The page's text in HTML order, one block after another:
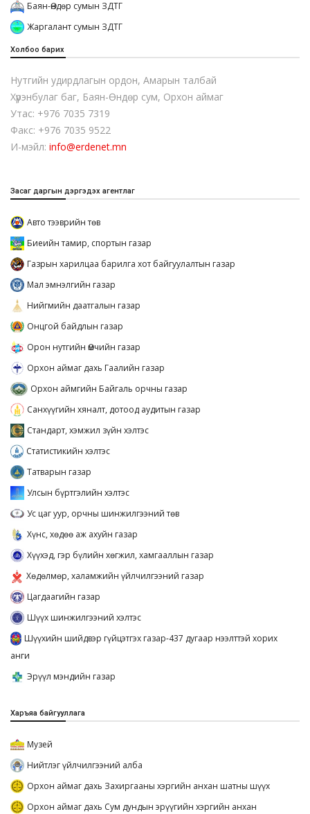
Баян-Өндөр сумын ЗДТГ
Жаргалант сумын ЗДТГ
Холбоо барих
Нутгийн удирдлагын ордон, Амарын талбай
Хүрэнбулаг баг, Баян-Өндөр сум, Орхон аймаг
Утас: +976 7035 7319
Факс: +976 7035 9522
И-мэйл: info@erdenet.mn
Засаг даргын дэргэдэх агентлаг
Авто тээврийн төв
Биеийн тамир, спортын газар
Газрын харилцаа барилга хот байгуулалтын газар
Мал эмнэлгийн газар
Нийгмийн даатгалын газар
Онцгой байдлын газар
Орон нутгийн Өмчийн газар
Орхон аймаг дахь Гаалийн газар
Орхон аймгийн Байгаль орчны газар
Санхүүгийн хяналт, дотоод аудитын газар
Стандарт, хэмжил зүйн хэлтэс
Статистикийн хэлтэс
Татварын газар
Улсын бүртгэлийн хэлтэс
Ус цаг уур, орчны шинжилгээний төв
Хүнс, хөдөө аж ахуйн газар
Хүүхэд, гэр бүлийн хөгжил, хамгааллын газар
Хөдөлмөр, халамжийн үйлчилгээний газар
Цагдаагийн газар
Шүүх шинжилгээний хэлтэс
Шүүхийн шийдвэр гүйцэтгэх газар-437 дугаар нээлттэй хорих
анги
Эрүүл мэндийн газар
Харъяа байгууллага
Музей
Нийтлэг үйлчилгээний алба
Орхон аймаг дахь Захиргааны хэргийн анхан шатны шүүх
Орхон аймаг дахь Сум дундын эрүүгийн хэргийн анхан